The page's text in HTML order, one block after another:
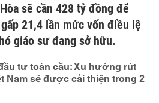
sẽ cần 428 tỷ đồng để
21,4 lần mức vốn điều lệ
giáo sư đang sở hữu.
tư toàn cầu: Xu hướng rút
Nam sẽ được cải thiện trong 2